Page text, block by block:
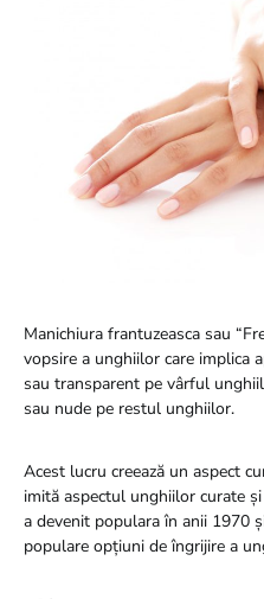
Manichiura frantuzeasca sau
vopsire a unghiilor care implica
sau transparent pe vârful
sau nude pe restul unghiilor.
Acest lucru creează un aspect
imită aspectul unghiilor curate
a devenit populara în anii 1970
populare opțiuni de îngrijire a